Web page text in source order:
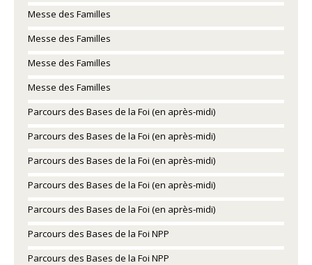
Messe des Familles
Messe des Familles
Messe des Familles
Messe des Familles
Parcours des Bases de la Foi (en après-midi)
Parcours des Bases de la Foi (en après-midi)
Parcours des Bases de la Foi (en après-midi)
Parcours des Bases de la Foi (en après-midi)
Parcours des Bases de la Foi (en après-midi)
Parcours des Bases de la Foi NPP
Parcours des Bases de la Foi NPP